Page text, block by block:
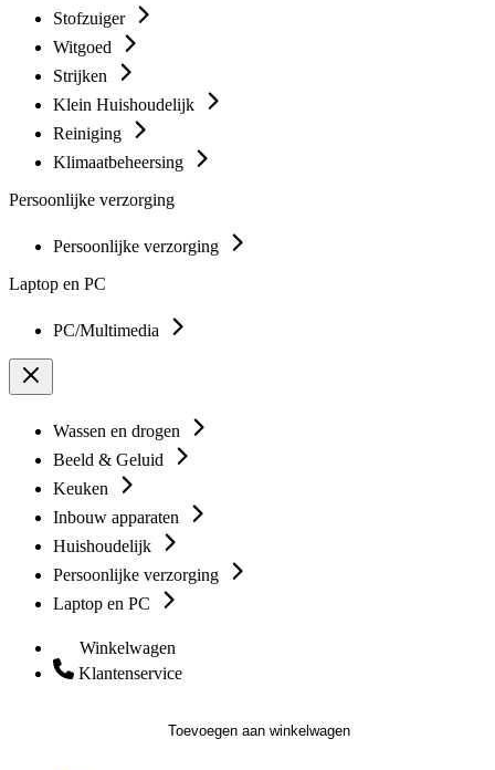
Stofzuiger
Witgoed
Strijken
Klein Huishoudelijk
Reiniging
Klimaatbeheersing
Persoonlijke verzorging
Persoonlijke verzorging
Laptop en PC
PC/Multimedia
Wassen en drogen
Beeld & Geluid
Keuken
Inbouw apparaten
Huishoudelijk
Persoonlijke verzorging
Laptop en PC
Winkelwagen
Klantenservice
Toevoegen aan winkelwagen